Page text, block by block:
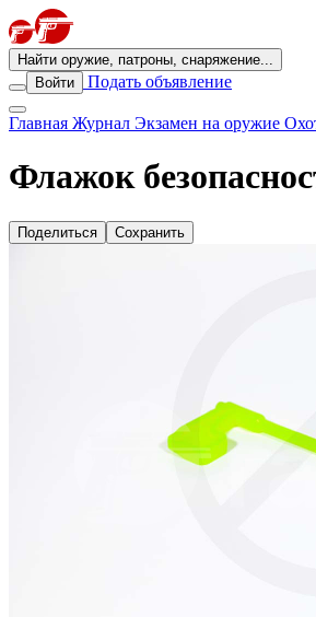
Найти оружие, патроны, снаряжение...
Войти
Подать объявление
Главная Журнал Экзамен на оружие
Флажок
Поделиться Сохранить